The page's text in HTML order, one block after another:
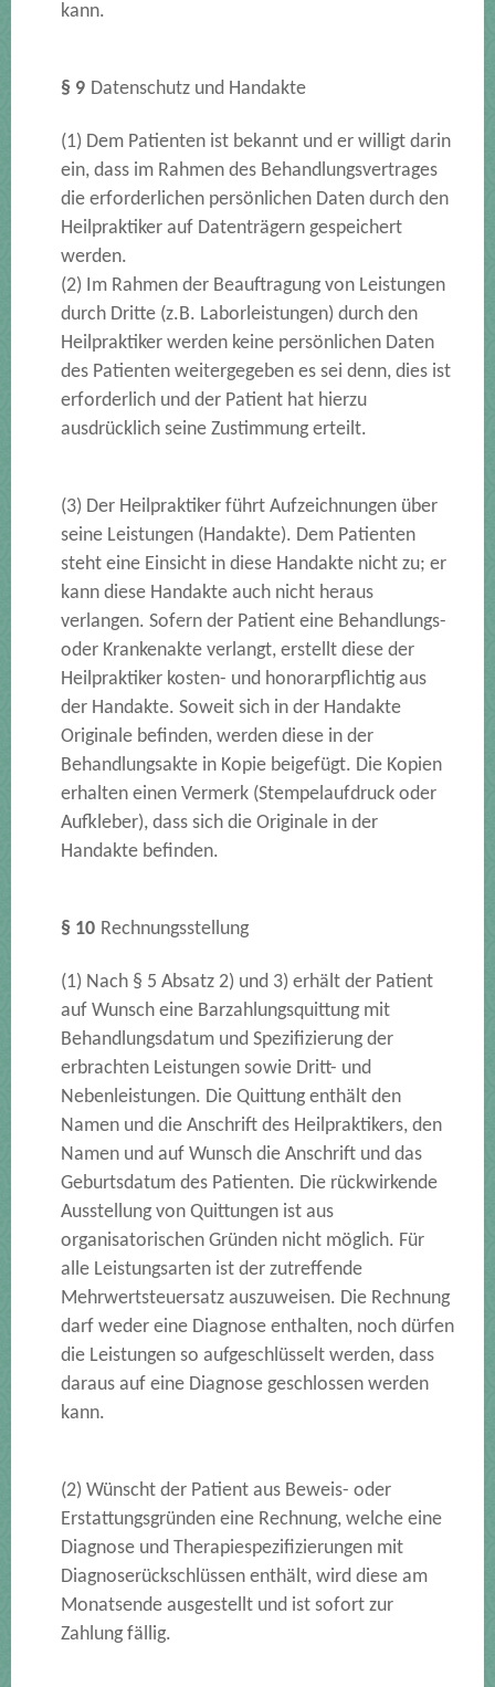
kann.
§ 9 Datenschutz und Handakte
(1) Dem Patienten ist bekannt und er willigt darin
ein, dass im Rahmen des Behandlungsvertrages
die erforderlichen persönlichen Daten durch den
Heilpraktiker auf Datenträgern gespeichert
werden.
(2) Im Rahmen der Beauftragung von Leistungen
durch Dritte (z.B. Laborleistungen) durch den
Heilpraktiker werden keine persönlichen Daten
des Patienten weitergegeben es sei denn, dies ist
erforderlich und der Patient hat hierzu
ausdrücklich seine Zustimmung erteilt.
(3) Der Heilpraktiker führt Aufzeichnungen über
seine Leistungen (Handakte). Dem Patienten
steht eine Einsicht in diese Handakte nicht zu; er
kann diese Handakte auch nicht heraus
verlangen. Sofern der Patient eine Behandlungs-
oder Krankenakte verlangt, erstellt diese der
Heilpraktiker kosten- und honorarpflichtig aus
der Handakte. Soweit sich in der Handakte
Originale befinden, werden diese in der
Behandlungsakte in Kopie beigefügt. Die Kopien
erhalten einen Vermerk (Stempelaufdruck oder
Aufkleber), dass sich die Originale in der
Handakte befinden.
§ 10 Rechnungsstellung
(1) Nach § 5 Absatz 2) und 3) erhält der Patient
auf Wunsch eine Barzahlungsquittung mit
Behandlungsdatum und Spezifizierung der
erbrachten Leistungen sowie Dritt- und
Nebenleistungen. Die Quittung enthält den
Namen und die Anschrift des Heilpraktikers, den
Namen und auf Wunsch die Anschrift und das
Geburtsdatum des Patienten. Die rückwirkende
Ausstellung von Quittungen ist aus
organisatorischen Gründen nicht möglich. Für
alle Leistungsarten ist der zutreffende
Mehrwertsteuersatz auszuweisen. Die Rechnung
darf weder eine Diagnose enthalten, noch dürfen
die Leistungen so aufgeschlüsselt werden, dass
daraus auf eine Diagnose geschlossen werden
kann.
(2) Wünscht der Patient aus Beweis- oder
Erstattungsgründen eine Rechnung, welche eine
Diagnose und Therapiespezifizierungen mit
Diagnoserückschlüssen enthält, wird diese am
Monatsende ausgestellt und ist sofort zur
Zahlung fällig.